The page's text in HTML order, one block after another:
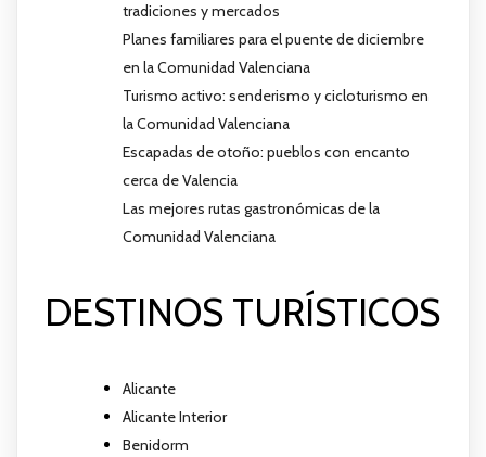
tradiciones y mercados
Planes familiares para el puente de diciembre
en la Comunidad Valenciana
Turismo activo: senderismo y cicloturismo en
la Comunidad Valenciana
Escapadas de otoño: pueblos con encanto
cerca de Valencia
Las mejores rutas gastronómicas de la
Comunidad Valenciana
DESTINOS TURÍSTICOS
Alicante
Alicante Interior
Benidorm